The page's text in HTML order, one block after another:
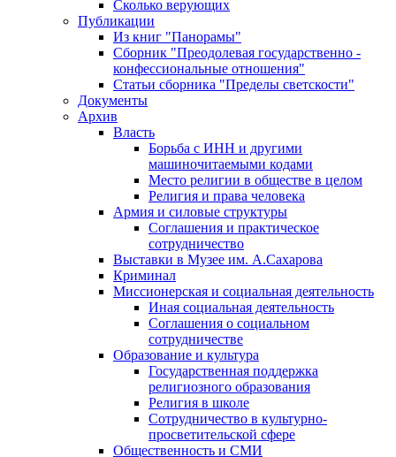
Сколько верующих
Публикации
Из книг "Панорамы"
Сборник "Преодолевая государственно -
конфессиональные отношения"
Статьи сборника "Пределы светскости"
Документы
Архив
Власть
Борьба с ИНН и другими
машиночитаемыми кодами
Место религии в обществе в целом
Религия и права человека
Армия и силовые структуры
Соглашения и практическое
сотрудничество
Выставки в Музее им. А.Сахарова
Криминал
Миссионерская и социальная деятельность
Иная социальная деятельность
Соглашения о социальном
сотрудничестве
Образование и культура
Государственная поддержка
религиозного образования
Религия в школе
Сотрудничество в культурно-
просветительской сфере
Общественность и СМИ